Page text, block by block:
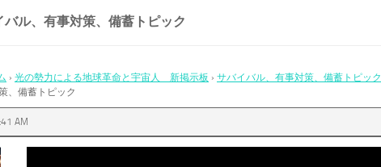
バル、有事対策、備蓄トピック
› 光の勢力による地球革命と宇宙人 新掲示板 › サバイバル、有事対策、備蓄トピック
、備蓄トピック
AM